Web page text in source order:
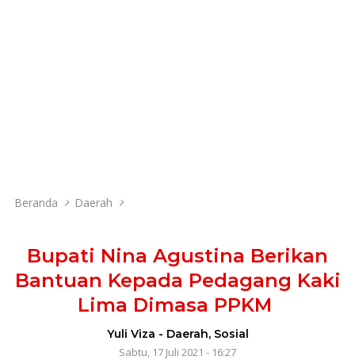
Beranda Daerah
Bupati Nina Agustina Berikan
Bantuan Kepada Pedagang Kaki
Lima Dimasa PPKM
Yuli Viza - Daerah, Sosial
Sabtu, 17 Juli 2021 - 16:27